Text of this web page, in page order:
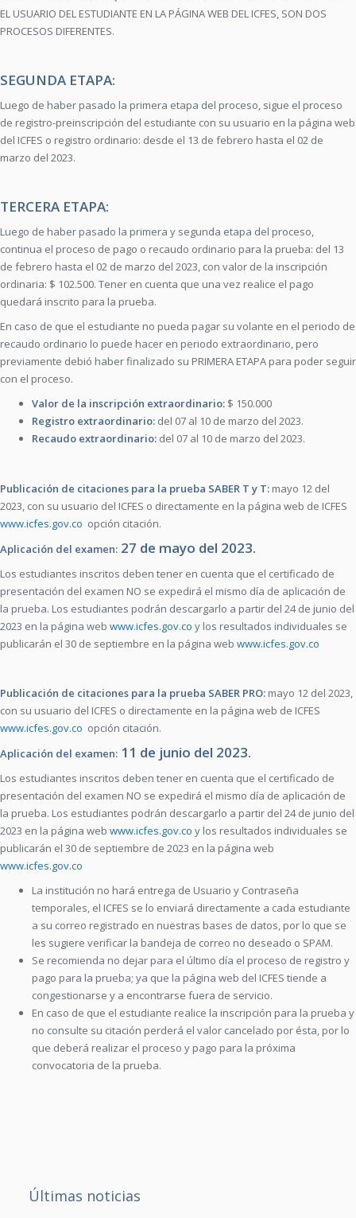
EL USUARIO DEL ESTUDIANTE EN LA PÁGINA WEB DEL ICFES, SON DOS
PROCESOS DIFERENTES.
SEGUNDA ETAPA:
Luego de haber pasado la primera etapa del proceso, sigue el proceso
de registro-preinscripción del estudiante con su usuario en la página web
del ICFES o registro ordinario: desde el 13 de febrero hasta el 02 de
marzo del 2023.
TERCERA ETAPA:
Luego de haber pasado la primera y segunda etapa del proceso,
continua el proceso de pago o recaudo ordinario para la prueba: del 13
de febrero hasta el 02 de marzo del 2023, con valor de la inscripción
ordinaria: $ 102.500. Tener en cuenta que una vez realice el pago
quedará inscrito para la prueba.
En caso de que el estudiante no pueda pagar su volante en el periodo de
recaudo ordinario lo puede hacer en periodo extraordinario, pero
previamente debió haber finalizado su PRIMERA ETAPA para poder seguir
con el proceso.
Valor de la inscripción extraordinario: $ 150.000
Registro extraordinario: del 07 al 10 de marzo del 2023.
Recaudo extraordinario: del 07 al 10 de marzo del 2023.
Publicación de citaciones para la prueba SABER T y T: mayo 12 del
2023, con su usuario del ICFES o directamente en la página web de ICFES
www.icfes.gov.co opción citación.
Aplicación del examen: 27 de mayo del 2023.
Los estudiantes inscritos deben tener en cuenta que el certificado de
presentación del examen NO se expedirá el mismo día de aplicación de
la prueba. Los estudiantes podrán descargarlo a partir del 24 de junio del
2023 en la página web www.icfes.gov.co y los resultados individuales se
publicarán el 30 de septiembre en la página web www.icfes.gov.co
Publicación de citaciones para la prueba SABER PRO: mayo 12 del 2023,
con su usuario del ICFES o directamente en la página web de ICFES
www.icfes.gov.co opción citación.
Aplicación del examen: 11 de junio del 2023.
Los estudiantes inscritos deben tener en cuenta que el certificado de
presentación del examen NO se expedirá el mismo día de aplicación de
la prueba. Los estudiantes podrán descargarlo a partir del 24 de junio del
2023 en la página web www.icfes.gov.co y los resultados individuales se
publicarán el 30 de septiembre de 2023 en la página web
www.icfes.gov.co
La institución no hará entrega de Usuario y Contraseña
temporales, el ICFES se lo enviará directamente a cada estudiante
a su correo registrado en nuestras bases de datos, por lo que se
les sugiere verificar la bandeja de correo no deseado o SPAM.
Se recomienda no dejar para el último día el proceso de registro y
pago para la prueba; ya que la página web del ICFES tiende a
congestionarse y a encontrarse fuera de servicio.
En caso de que el estudiante realice la inscripción para la prueba y
no consulte su citación perderá el valor cancelado por ésta, por lo
que deberá realizar el proceso y pago para la próxima
convocatoria de la prueba.
Últimas noticias